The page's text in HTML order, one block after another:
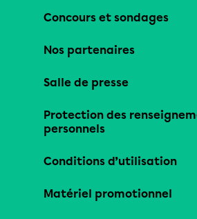
Concours et sondages
Nos partenaires
Salle de presse
Protection des
personnels
Conditions d’utilisation
Matériel promotionnel